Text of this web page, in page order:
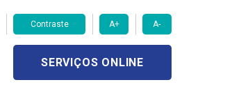
Contraste A+ A-
SERVIÇOS ONLINE